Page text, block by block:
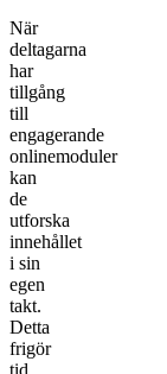
När
deltagarna
har
tillgång
till
engagerande
onlinemoduler
kan
de
utforska
innehållet
i sin
egen
takt.
Detta
frigör
tid